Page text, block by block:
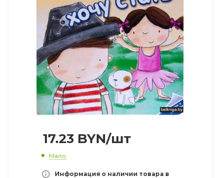
17.23 BYN/шт
Мало
Информация о наличии товара в